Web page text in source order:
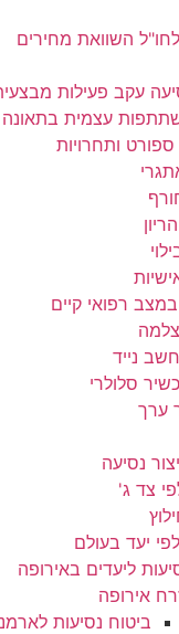
השוואת מחירים
עקב פעילות
עצמית
ספורט ותחרויות
רפואי קיים
נייד
סלולרי
ערך
נסיעה
צד ג'
יעד בעולם
ליעדים באירופה
אירופה
ביטוח נסיעות